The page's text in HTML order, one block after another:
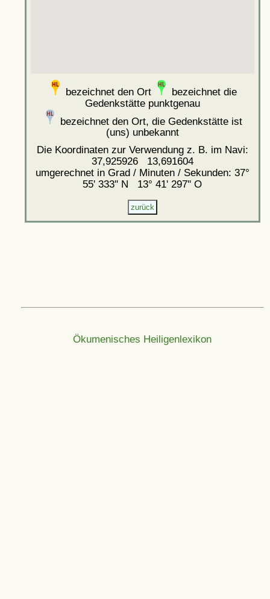
bezeichnet den Ort
bezeichnet die
Gedenkstätte punktgenau
bezeichnet den Ort, die Gedenkstätte ist
(uns) unbekannt
Die Koordinaten zur Verwendung z. B. im Navi:
37,925926 13,691604
umgerechnet in Grad / Minuten / Sekunden: 37°
55' 333'' N 13° 41' 297'' O
Ökumenisches Heiligenlexikon